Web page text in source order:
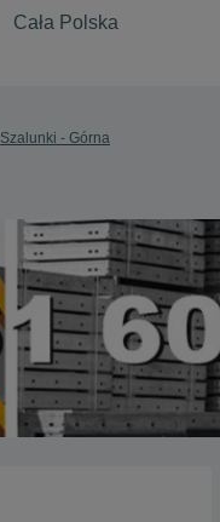
Szalunki - Górna